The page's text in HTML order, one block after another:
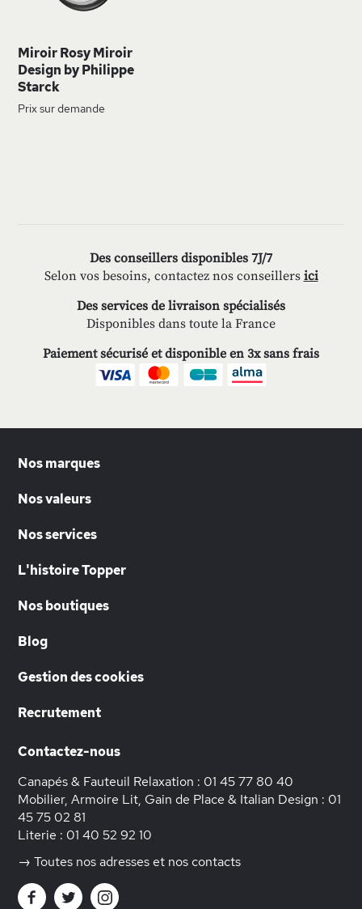
Miroir Rosy Miroir
Design by Philippe
Starck
Prix sur demande
Des conseillers disponibles 7J/7
Selon vos besoins, contactez nos conseillers ici
Des services de livraison spécialisés
Disponibles dans toute la France
Paiement sécurisé et disponible en 3x sans frais
Nos marques
Nos valeurs
Nos services
L'histoire Topper
Nos boutiques
Blog
Gestion des cookies
Recrutement
Contactez-nous
Canapés & Fauteuil Relaxation : 01 45 77 80 40
Mobilier, Armoire Lit, Gain de Place & Italian Design : 01
45 75 02 81
Literie : 01 40 52 92 10
→ Toutes nos adresses et nos contacts